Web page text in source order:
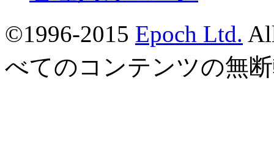
©1996-2015 Epoch Ltd.
べてのコンテンツの無